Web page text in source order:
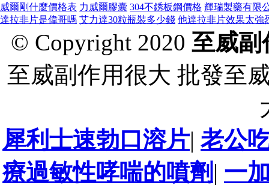
威爾剛什麼價格表 力威爾膠囊 304不銹板鋼價格 輝瑞製藥有限
達拉非片是偉哥嗎 艾力達30粒瓶裝多少錢 他達拉非片效果太強
© Copyright 2020 至威副
至威副作用很大 批發至
犀利士速勃口溶片| 老公
療過敏性哮喘的噴劑 | 一